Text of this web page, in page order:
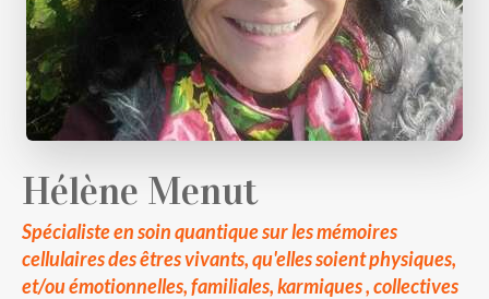
Hélène Menut
Spécialiste en soin quantique sur les mémoires
cellulaires des êtres vivants, qu'elles soient physiques,
et/ou émotionnelles, familiales, karmiques , collectives